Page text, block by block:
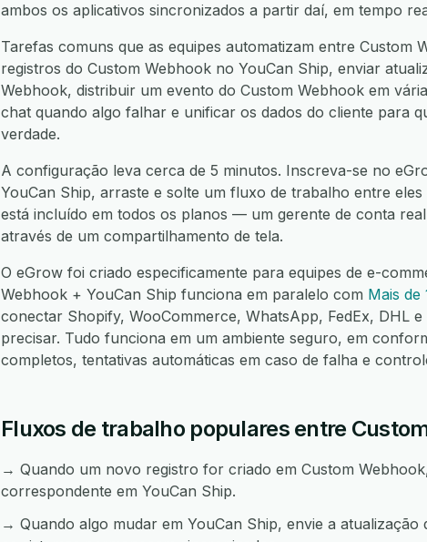
ambos os aplicativos sincronizados a partir daí, em tempo
Tarefas comuns que as equipes automatizam entre Custom
registros do Custom Webhook no YouCan Ship, enviar
Webhook, distribuir um evento do Custom Webhook em
chat quando algo falhar e unificar os dados do cliente para
verdade.
A configuração leva cerca de 5 minutos. Inscreva-se no
YouCan Ship, arraste e solte um fluxo de trabalho entre
está incluído em todos os planos — um gerente de conta
através de um compartilhamento de tela.
O eGrow foi criado especificamente para equipes de e-
Webhook + YouCan Ship funciona em paralelo com Mais de
conectar Shopify, WooCommerce, WhatsApp, FedEx, DHL
precisar. Tudo funciona em um ambiente seguro, em
completos, tentativas automáticas em caso de falha e
Fluxos de trabalho populares entre
→ Quando um novo registro for criado em Custom
correspondente em YouCan Ship.
→ Quando algo mudar em YouCan Ship, envie a